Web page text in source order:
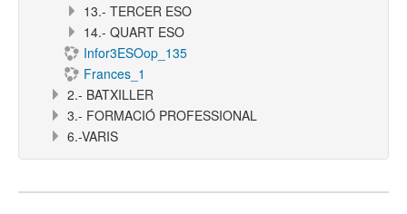
13.- TERCER ESO
14.- QUART ESO
Infor3ESOop_135
Frances_1
2.- BATXILLER
3.- FORMACIÓ PROFESSIONAL
6.-VARIS